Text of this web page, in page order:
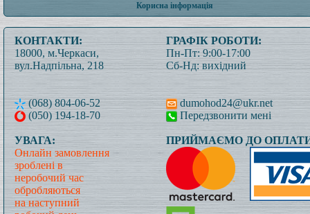
Корисна інформація
КОНТАКТИ:
18000, м.Черкаси,
вул.Надпільна, 218
(068) 804-06-52
(050) 194-18-70
ГРАФІК РОБОТИ:
Пн-Пт: 9:00-17:00
Сб-Нд: вихідний
dumohod24@ukr.net
Передзвонити мені
УВАГА:
Онлайн замовлення
зроблені в
неробочий час
обробляються
на наступний
ПРИЙМАЄМО ДО